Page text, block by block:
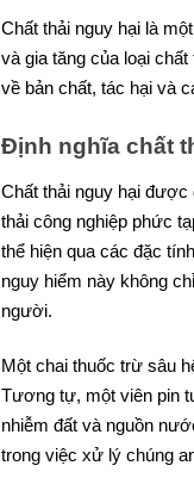
Chất thải nguy hại là
và gia tăng của loại
về bản chất, tác hại và
Định nghĩa chất
Chất thải nguy hại
thải công nghiệp phức
thể hiện qua các đặc
nguy hiểm này không
người.
Một chai thuốc trừ sâu
Tương tự, một viên pin
nhiễm đất và nguồn
trong việc xử lý chúng